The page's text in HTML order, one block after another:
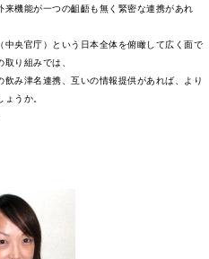
機能が一つの齟齬も無く緊密な連携があれ
央官庁）という日本全体を俯瞰して広く面で
り組みでは、
み津名連携、互いの情報提供があれば、より
うか。